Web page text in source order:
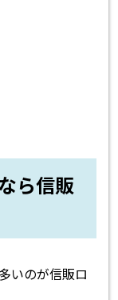
ら信販
いのが信販ロ